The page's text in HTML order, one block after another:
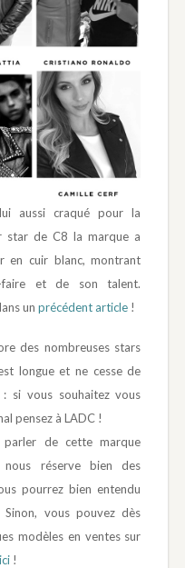
aussi craqué pour la
star de C8 la marque a
en cuir blanc, montrant
faire et de son talent.
un précédent article!
des nombreuses stars
longue et ne cesse de
: si vous souhaitez vous
pensez à LADC !
parler de cette marque
réserve bien des
pourrez bien entendu
vous pouvez dès
modèles en ventes sur
!